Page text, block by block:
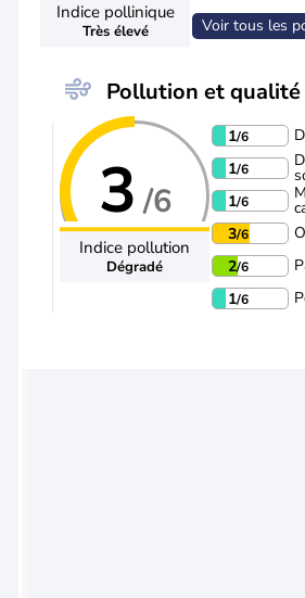
Indice pollinique
Très élevé Voir tous les
Pollution et
3 /6
Indice pollution
Dégradé
1/6
1/6
1/6
3/6
2/6
1/6